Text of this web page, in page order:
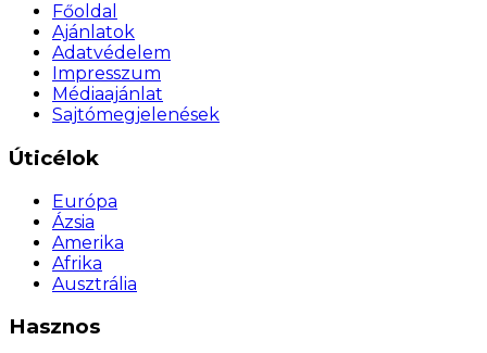
Főoldal
Ajánlatok
Adatvédelem
Impresszum
Médiaajánlat
Sajtómegjelenések
Úticélok
Európa
Ázsia
Amerika
Afrika
Ausztrália
Hasznos